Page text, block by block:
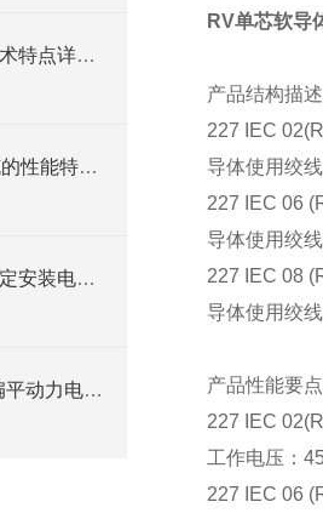
柔性数据传输电缆的技术特点详细分析
电力传输 -- 新能源电缆的性能特点有哪些？
柔性电缆不同于普通固定安装电缆，在安装中请参照如下的安装与注意事项
额定电压0.6/1kV行车扁平动力电缆如何挑选
RV单芯软导
产品结构描
227 IEC
导体使用绞线
227 IEC 06
导体使用绞线
227 IEC 08
导体使用绞线
产品性能要
227 IEC
工作电压：
227 IEC 06